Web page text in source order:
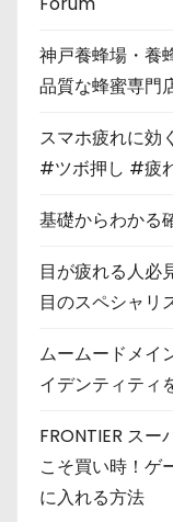
神戸養蜂場・養
品質な蜂蜜専門
スマホ疲れに効
#ツボ押し #疲
基礎からわかる
目が疲れる人必
目のスペシャリ
ムームードメイ
イデンティティ
FRONTIER ス
こそ買い時！ゲ
に入れる方法